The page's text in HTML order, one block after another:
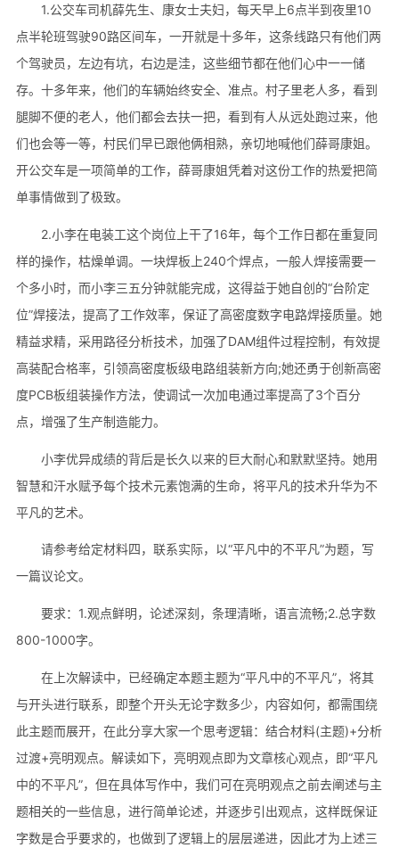
1.公交车司机薛先生、康女士夫妇，每天早上6点半到夜里10
点半轮班驾驶90路区间车，一开就是十多年，这条线路只有他们两
个驾驶员，左边有坑，右边是洼，这些细节都在他们心中一一储
存。十多年来，他们的车辆始终安全、准点。村子里老人多，看到
腿脚不便的老人，他们都会去扶一把，看到有人从远处跑过来，他
们也会等一等，村民们早已跟他俩相熟，亲切地喊他们薛哥康姐。
开公交车是一项简单的工作，薛哥康姐凭着对这份工作的热爱把简
单事情做到了极致。
2.小李在电装工这个岗位上干了16年，每个工作日都在重复同
样的操作，枯燥单调。一块焊板上240个焊点，一般人焊接需要一
个多小时，而小李三五分钟就能完成，这得益于她自创的“台阶定
位”焊接法，提高了工作效率，保证了高密度数字电路焊接质量。她
精益求精，采用路径分析技术，加强了DAM组件过程控制，有效提
高装配合格率，引领高密度板级电路组装新方向;她还勇于创新高密
度PCB板组装操作方法，使调试一次加电通过率提高了3个百分
点，增强了生产制造能力。
小李优异成绩的背后是长久以来的巨大耐心和默默坚持。她用
智慧和汗水赋予每个技术元素饱满的生命，将平凡的技术升华为不
平凡的艺术。
请参考给定材料四，联系实际，以“平凡中的不平凡”为题，写
一篇议论文。
要求：1.观点鲜明，论述深刻，条理清晰，语言流畅;2.总字数
800-1000字。
在上次解读中，已经确定本题主题为“平凡中的不平凡”，将其
与开头进行联系，即整个开头无论字数多少，内容如何，都需围绕
此主题而展开，在此分享大家一个思考逻辑：结合材料(主题)+分析
过渡+亮明观点。解读如下，亮明观点即为文章核心观点，即“平凡
中的不平凡”，但在具体写作中，我们可在亮明观点之前去阐述与主
题相关的一些信息，进行简单论述，并逐步引出观点，这样既保证
字数是合乎要求的，也做到了逻辑上的层层递进，因此才为上述三